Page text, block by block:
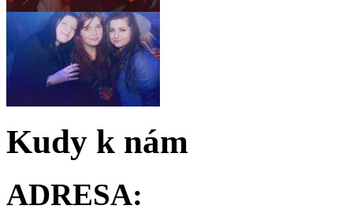
Kudy k nám
ADRESA: